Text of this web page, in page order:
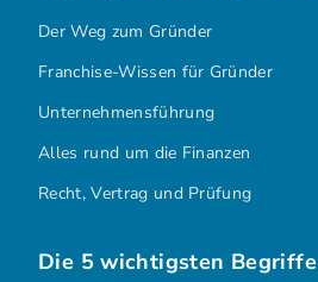
Der Weg zum Gründer
Franchise-Wissen für Gründer
Unternehmensführung
Alles rund um die Finanzen
Recht, Vertrag und Prüfung
Die 5 wichtigsten Begriffe